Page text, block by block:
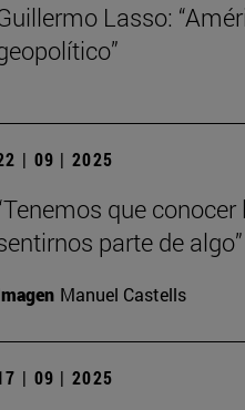
Lasso:
| 09 | 2025
que
parte de algo”
Manuel Castells
| 09 | 2025